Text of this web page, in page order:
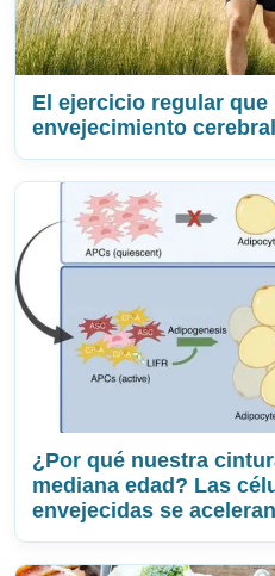
El ejercicio regular que
envejecimiento
¿Por qué nuestra
mediana edad? Las
envejecidas se